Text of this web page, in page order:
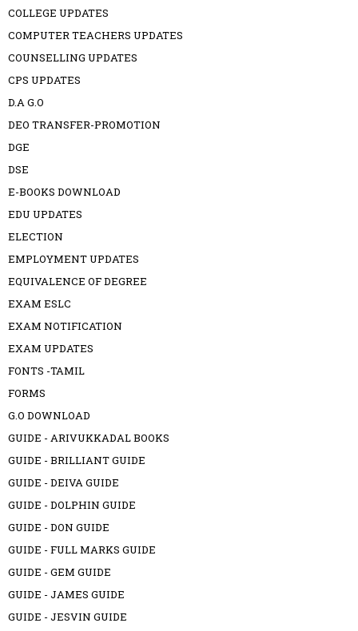
COLLEGE UPDATES
COMPUTER TEACHERS UPDATES
COUNSELLING UPDATES
CPS UPDATES
D.A G.O
DEO TRANSFER-PROMOTION
DGE
DSE
E-BOOKS DOWNLOAD
EDU UPDATES
ELECTION
EMPLOYMENT UPDATES
EQUIVALENCE OF DEGREE
EXAM ESLC
EXAM NOTIFICATION
EXAM UPDATES
FONTS -TAMIL
FORMS
G.O DOWNLOAD
GUIDE - ARIVUKKADAL BOOKS
GUIDE - BRILLIANT GUIDE
GUIDE - DEIVA GUIDE
GUIDE - DOLPHIN GUIDE
GUIDE - DON GUIDE
GUIDE - FULL MARKS GUIDE
GUIDE - GEM GUIDE
GUIDE - JAMES GUIDE
GUIDE - JESVIN GUIDE